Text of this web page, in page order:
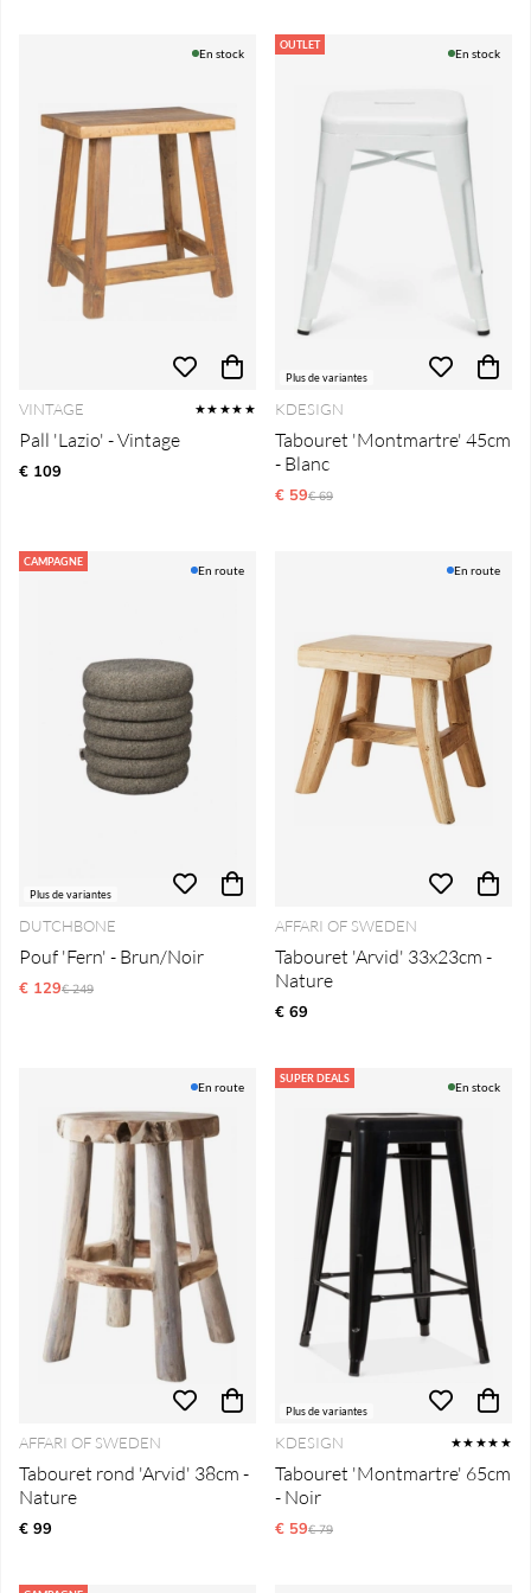
En stock
VINTAGE ★★★★★
Pall 'Lazio' - Vintage
€ 109
OUTLET
Plus de variantes
En stock
KDESIGN
Tabouret 'Montmartre' 45cm
- Blanc
€ 59Prix régulier:
€ 69
CAMPAGNE
Plus de variantes
En route
DUTCHBONE
Pouf 'Fern' - Brun/Noir
€ 129Prix régulier:
€ 249
En route
AFFARI OF SWEDEN
Tabouret 'Arvid' 33x23cm -
Nature
€ 69
En route
AFFARI OF SWEDEN
Tabouret rond 'Arvid' 38cm -
Nature
€ 99
SUPER DEALS
Plus de variantes
En stock
KDESIGN ★★★★★
Tabouret 'Montmartre' 65cm
- Noir
€ 59Prix régulier:
€ 79